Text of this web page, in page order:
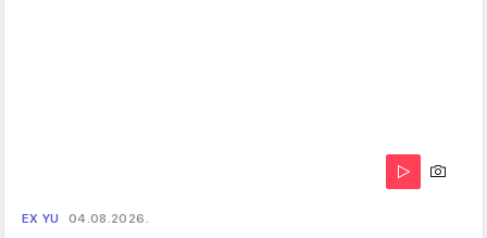
EX YU 04.08.2026.